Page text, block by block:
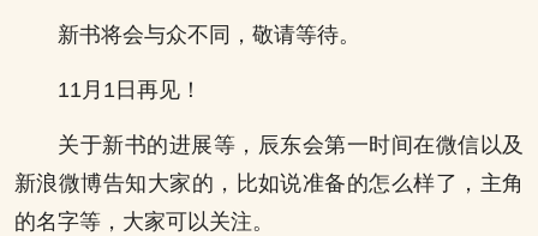
新书将会与众不同，敬请等待。
11月1日再见！
关于新书的进展等，辰东会第一时间在微信以及
新浪微博告知大家的，比如说准备的怎么样了，主角
的名字等，大家可以关注。